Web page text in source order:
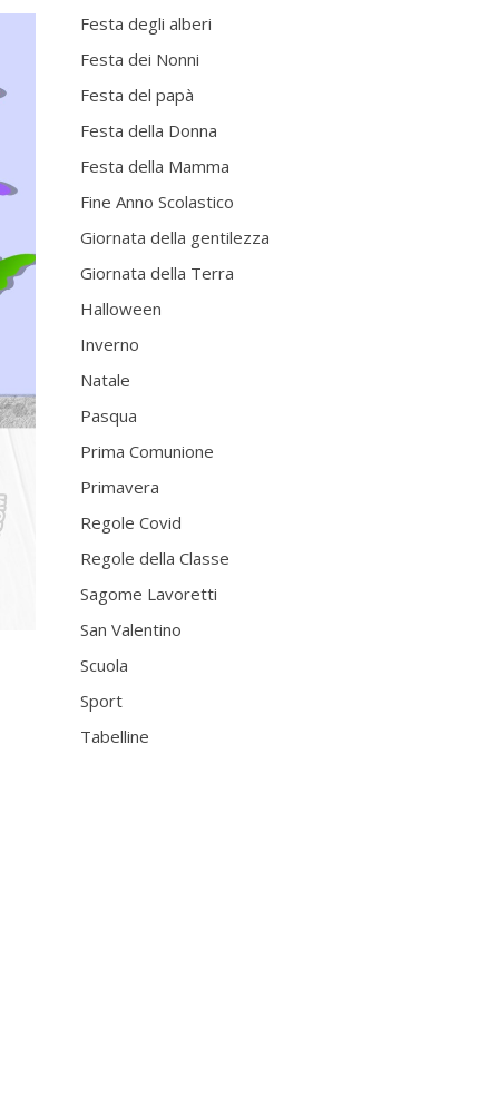
Festa degli alberi
Festa dei Nonni
Festa del papà
Festa della Donna
Festa della Mamma
Fine Anno Scolastico
Giornata della gentilezza
Giornata della Terra
Halloween
Inverno
Natale
Pasqua
Prima Comunione
Primavera
Regole Covid
Regole della Classe
Sagome Lavoretti
San Valentino
Scuola
Sport
Tabelline